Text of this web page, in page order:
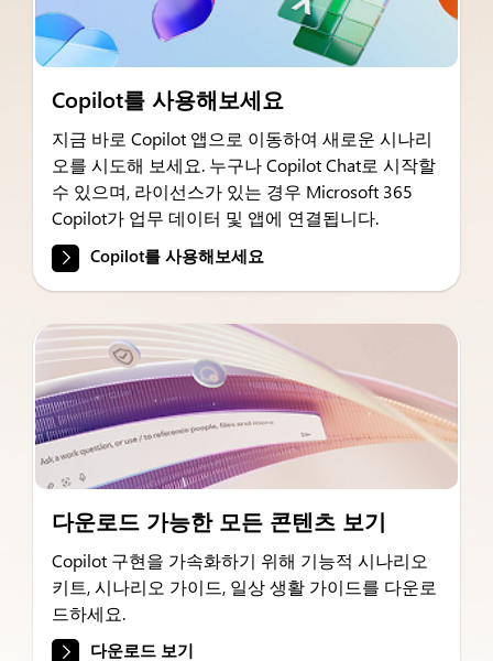
Copilot를 사용해보세요
지금 바로 Copilot 앱으로 이동하여 새로운 시나리
오를 시도해 보세요. 누구나 Copilot Chat로 시작할
수 있으며, 라이선스가 있는 경우 Microsoft 365
Copilot가 업무 데이터 및 앱에 연결됩니다.
Copilot를 사용해보세요
다운로드 가능한 모든 콘텐츠 보기
Copilot 구현을 가속화하기 위해 기능적 시나리오
키트, 시나리오 가이드, 일상 생활 가이드를 다운로
드하세요.
다운로드 보기